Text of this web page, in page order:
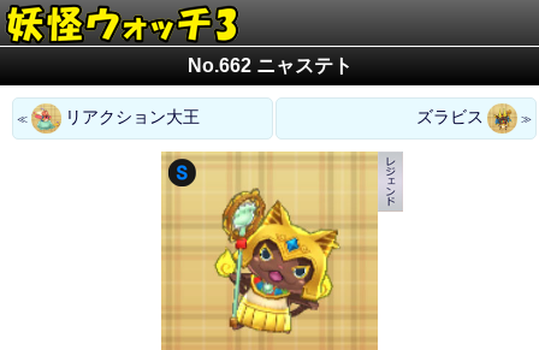
No.662 ニャステト
リアクション大王 ズラビス